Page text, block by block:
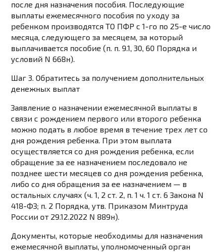
после дня назначения пособия. Последующие
выплаты ежемесячного пособия по уходу за
ребенком производятся ТО ПФР с 1-го по 25-е число
месяца, следующего за месяцем, за который
выплачивается пособие (п. п. 9.1, 30, 60 Порядка и
условий N 668н).
Шаг 3. Обратитесь за получением дополнительных
денежных выплат
Заявление о назначении ежемесячной выплаты в
связи с рождением первого или второго ребенка
можно подать в любое время в течение трех лет со
дня рождения ребенка. При этом выплата
осуществляется со дня рождения ребенка, если
обращение за ее назначением последовало не
позднее шести месяцев со дня рождения ребенка,
либо со дня обращения за ее назначением — в
остальных случаях (ч. 1, 2 ст. 2, п. 1 ч. 1 ст. 6 Закона N
418-ФЗ; п. 2 Порядка, утв. Приказом Минтруда
России от 29.12.2022 N 889н).
Документы, которые необходимы для назначения
ежемесячной выплаты, уполномоченный орган